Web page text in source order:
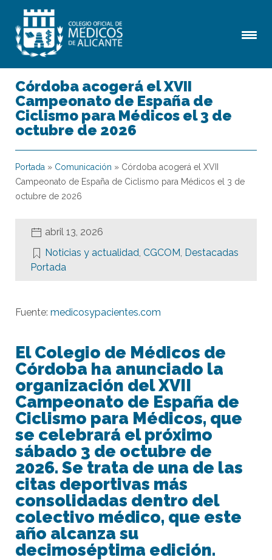
Córdoba acogerá el XVII
Campeonato de España de
Ciclismo para Médicos el 3 de
octubre de 2026
Portada » Comunicación » Córdoba acogerá el XVII
Campeonato de España de Ciclismo para Médicos el 3 de
octubre de 2026
abril 13, 2026
Noticias y actualidad, CGCOM, Destacadas
Portada
Fuente: medicosypacientes.com
El Colegio de Médicos de
Córdoba ha anunciado la
organización del XVII
Campeonato de España de
Ciclismo para Médicos, que
se celebrará el próximo
sábado 3 de octubre de
2026. Se trata de una de las
citas deportivas más
consolidadas dentro del
colectivo médico, que este
año alcanza su
decimoséptima edición.